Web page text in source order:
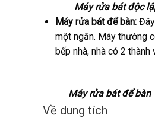
Máy rửa bát độc
Máy rửa bát để bàn:Đây
một ngăn. Máy thường
bếp nhà, nhà có 2 thành
Máy rửa bát để bàn
Về dung tích